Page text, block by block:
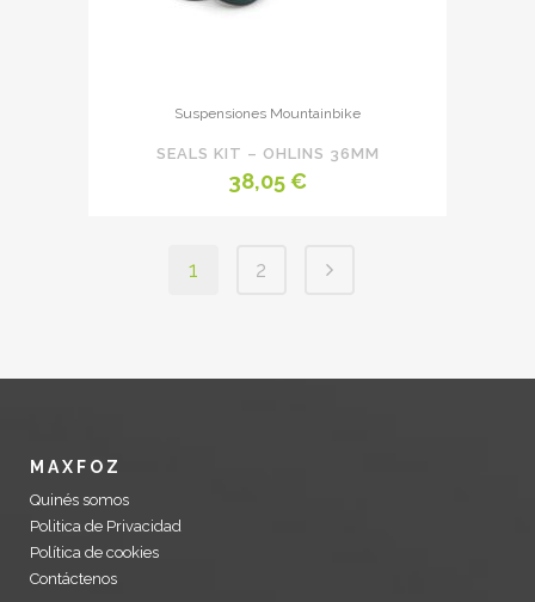
Suspensiones Mountainbike
SEALS KIT – OHLINS 36MM
38,05€
1 2
MAXFOZ
Quinés somos
Politica de Privacidad
Política de cookies
Contáctenos